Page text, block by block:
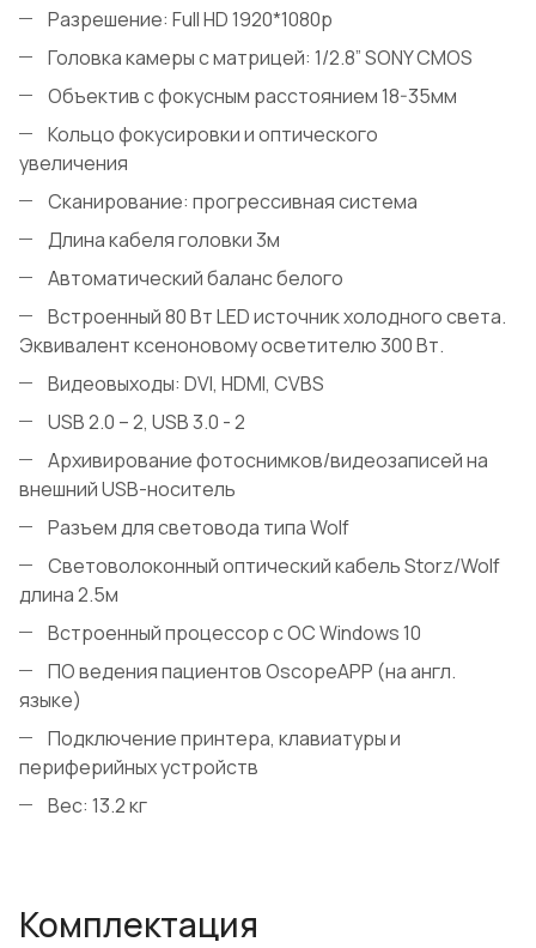
Разрешение: Full HD 1920*1080р
Головка камеры с матрицей: 1/2.8” SONY CMOS
Объектив с фокусным расстоянием 18-35мм
Кольцо фокусировки и оптического
увеличения
Сканирование: прогрессивная система
Длина кабеля головки 3м
Автоматический баланс белого
Встроенный 80 Вт LED источник холодного света.
Эквивалент ксеноновому осветителю 300 Вт.
Видеовыходы: DVI, HDMI, CVBS
USB 2.0 – 2, USB 3.0 - 2
Архивирование фотоснимков/видеозаписей на
внешний USB-носитель
Разъем для световода типа Wolf
Световолоконный оптический кабель Storz/Wolf
длина 2.5м
Встроенный процессор с ОС Windows 10
ПО ведения пациентов OscopeAPP (на англ.
языке)
Подключение принтера, клавиатуры и
периферийных устройств
Вес: 13.2 кг
Комплектация